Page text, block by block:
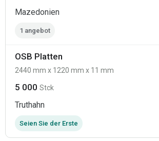
Mazedonien
1 angebot
OSB Platten
2440 mm x 1220 mm x 11 mm
5 000 Stck
Truthahn
Seien Sie der Erste